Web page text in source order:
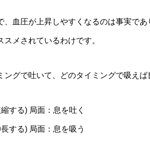
、血圧が上昇しやすくなるのは事実で
メされているわけです。
グで吐いて、どのタイミングで吸えば
する) 局面：息を吐く
する) 局面：息を吸う